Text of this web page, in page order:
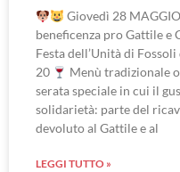
Giovedì 28
beneficenza pro Gattile e
Festa dell’Unità di
20
Menù tradizionale
serata speciale in cui il
solidarietà: parte del
devoluto al Gattile e al
LEGGI TUTTO »